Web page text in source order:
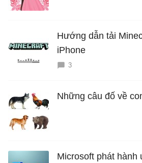
Hướng dẫn tải
iPhone
3
Những câu đố về
Microsoft phát hành